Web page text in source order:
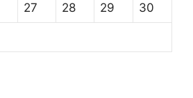
27 28 29 30